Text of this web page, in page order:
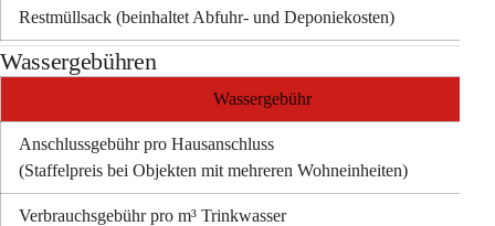
Restmüllsack (beinhaltet Abfuhr- und Deponiekosten)
Wassergebühren
Wassergebühr
Anschlussgebühr pro Hausanschluss
(Staffelpreis bei Objekten mit mehreren Wohneinheiten)
Verbrauchsgebühr pro m³ Trinkwasser